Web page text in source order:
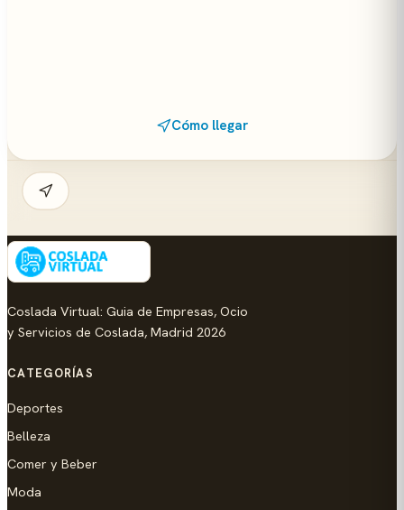
Cómo llegar
Coslada Virtual: Guia de Empresas, Ocio
y Servicios de Coslada, Madrid 2026
CATEGORÍAS
Deportes
Belleza
Comer y Beber
Moda